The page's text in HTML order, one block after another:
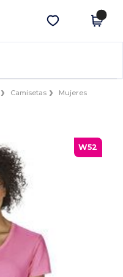
Descargar app
Camisetas
Mujeres
W52